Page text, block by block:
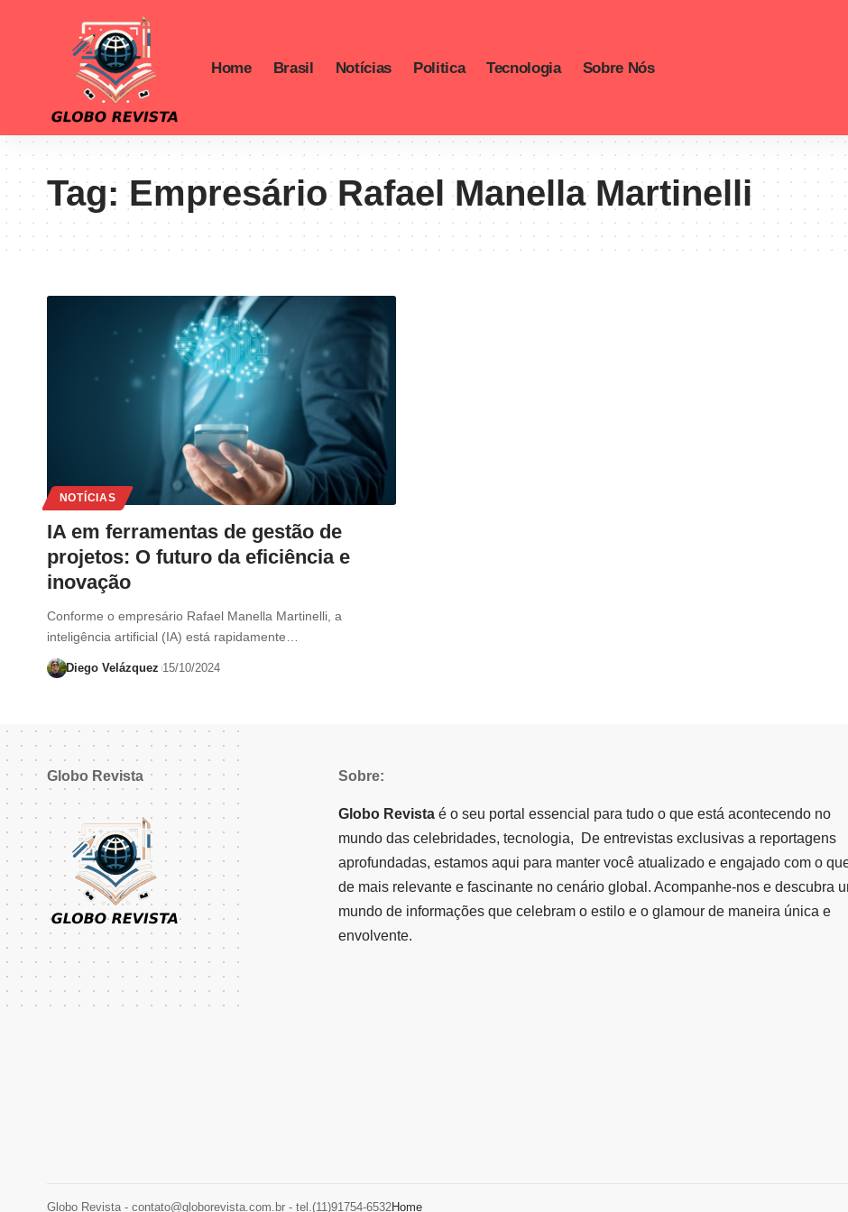
Home Brasil Notícias Politica Tecnologia Sobre Nós
Tag:Empresário Rafael Manella Martinelli
NOTÍCIAS
IA em ferramentas de gestão de
projetos: O futuro da eficiência e
inovação
Conforme o empresário Rafael Manella Martinelli, a
inteligência artificial (IA) está rapidamente…
Diego Velázquez 15/10/2024
Globo Revista Sobre:
Globo Revistaé o seu portal essencial para tudo o que está acontecendo no
mundo das celebridades, tecnologia, De entrevistas exclusivas a reportagens
aprofundadas, estamos aqui para manter você atualizado e engajado com o
de mais relevante e fascinante no cenário global. Acompanhe-nos e descubra
mundo de informações que celebram o estilo e o glamour de maneira única e
envolvente.
Globo Revista - contato@globorevista.com.br - tel.(11)91754-6532Home